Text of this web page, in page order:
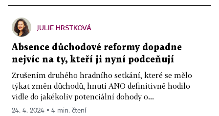
JULIE HRSTKOVÁ
Absence důchodové reformy dopadne
nejvíc na ty, kteří ji nyní podceňují
Zrušením druhého hradního setkání, které se mělo
týkat změn důchodů, hnutí ANO definitivně hodilo
vidle do jakékoliv potenciální dohody o...
24. 4. 2024 ▪ 4 min. čtení